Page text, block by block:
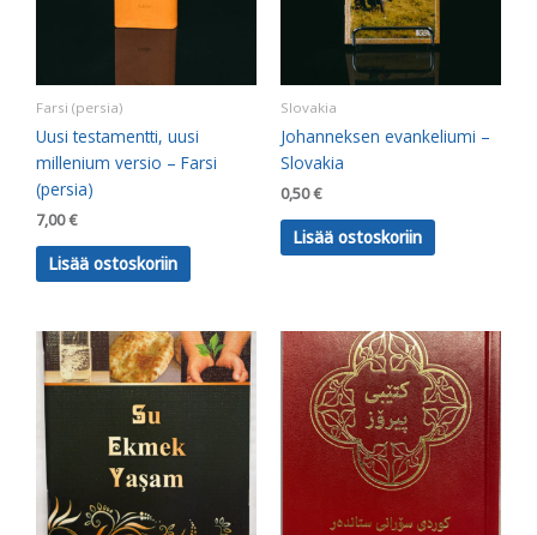
Farsi (persia)
Uusi testamentti, uusi
millenium versio – Farsi
(persia)
7,00€
Lisää ostoskoriin
Slovakia
Johanneksen evankeliumi –
Slovakia
0,50€
Lisää ostoskoriin